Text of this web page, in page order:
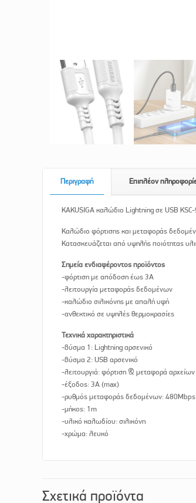
Περιγραφή Επιπλέον
KAKUSIGA καλώδιο Lightning σε USB
Καλώδιο φόρτισης και μεταφοράς
Κατασκευάζεται από υψηλής ποιότητας
Σημεία ενδιαφέροντος προϊόντος
-φόρτιση με απόδοση έως 3Α
-λειτουργία μεταφοράς δεδομένων
-καλώδιο σιλικόνης με απαλή υφή
-ανθεκτικό σε υψηλές θερμοκρασίες
Τεχνικά χαρακτηριστικά
-βύσμα 1: Lightning αρσενικό
-βύσμα 2: USB αρσενικό
-λειτουργιά: φόρτιση & μεταφορά αρχείων
-έξοδος: 3Α (max)
-ρυθμός μεταφοράς δεδομένων: 480Mbps
-μήκος: 1m
-υλικό καλωδίου: σιλικόνη
-χρώμα: λευκό
Σχετικά προϊόντα